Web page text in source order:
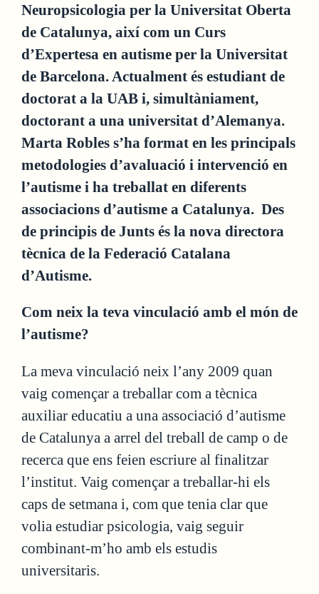
Neuropsicologia per la Universitat Oberta
de Catalunya, així com un Curs
d’Expertesa en autisme per la Universitat
de Barcelona. Actualment és estudiant de
doctorat a la UAB i, simultàniament,
doctorant a una universitat d’Alemanya.
Marta Robles s’ha format en les principals
metodologies d’avaluació i intervenció en
l’autisme i ha treballat en diferents
associacions d’autisme a Catalunya. Des
de principis de Junts és la nova directora
tècnica de la Federació Catalana
d’Autisme.
Com neix la teva vinculació amb el món de
l’autisme?
La meva vinculació neix l’any 2009 quan
vaig començar a treballar com a tècnica
auxiliar educatiu a una associació d’autisme
de Catalunya a arrel del treball de camp o de
recerca que ens feien escriure al finalitzar
l’institut. Vaig començar a treballar-hi els
caps de setmana i, com que tenia clar que
volia estudiar psicologia, vaig seguir
combinant-m’ho amb els estudis
universitaris.